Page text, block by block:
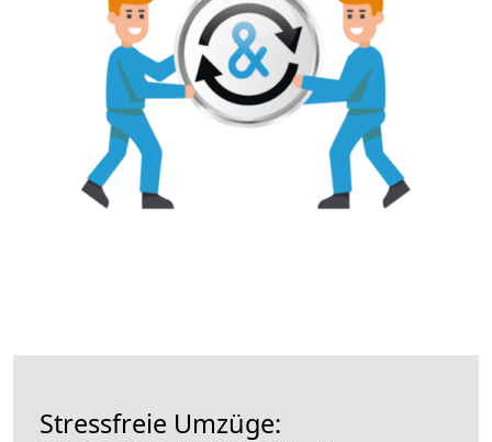
Stressfreie Umzüge: